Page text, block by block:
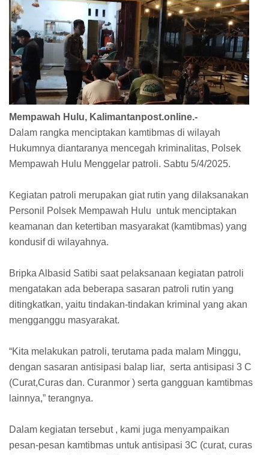
Mempawah Hulu, Kalimantanpost.online.-
Dalam rangka menciptakan kamtibmas di wilayah
Hukumnya diantaranya mencegah kriminalitas, Polsek
Mempawah Hulu Menggelar patroli. Sabtu 5/4/2025.
Kegiatan patroli merupakan giat rutin yang dilaksanakan
Personil Polsek Mempawah Hulu untuk menciptakan
keamanan dan ketertiban masyarakat (kamtibmas) yang
kondusif di wilayahnya.
Bripka Albasid Satibi saat pelaksanaan kegiatan patroli
mengatakan ada beberapa sasaran patroli rutin yang
ditingkatkan, yaitu tindakan-tindakan kriminal yang akan
mengganggu masyarakat.
“Kita melakukan patroli, terutama pada malam Minggu,
dengan sasaran antisipasi balap liar, serta antisipasi 3 C
(Curat,Curas dan. Curanmor ) serta gangguan kamtibmas
lainnya,” terangnya.
Dalam kegiatan tersebut , kami juga menyampaikan
pesan-pesan kamtibmas untuk antisipasi 3C (curat, curas